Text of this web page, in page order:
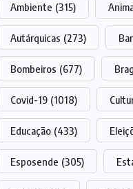
Ambiente (315)
Autárquicas (273)
Bombeiros (677)
Covid-19 (1018)
Educação (433)
Esposende (305)